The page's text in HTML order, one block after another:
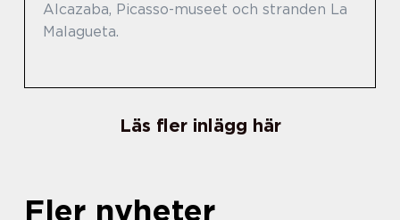
Alcazaba, Picasso-museet och stranden La
Malagueta.
Läs fler inlägg här
Fler nyheter